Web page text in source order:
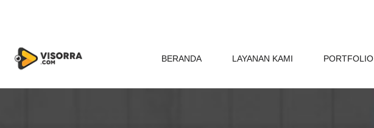
BERANDA LAYANAN KAMI PORTFOLIO